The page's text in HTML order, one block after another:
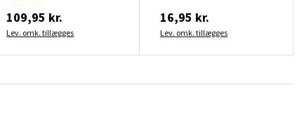
109,95 kr.
Lev. omk. tillægges
16,95 kr.
Lev. omk. tillægges